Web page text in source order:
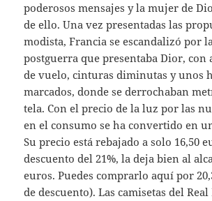
poderosos mensajes y la mujer de
de ello. Una vez presentadas las
modista, Francia se escandalizó por
postguerra que presentaba Dior, con
de vuelo, cinturas diminutas y unos
marcados, donde se derrochaban
tela. Con el precio de la luz por las
en el consumo se ha convertido en
Su precio está rebajado a solo 16,50
descuento del 21%, la deja bien al
euros. Puedes comprarlo aquí por
de descuento). Las camisetas del